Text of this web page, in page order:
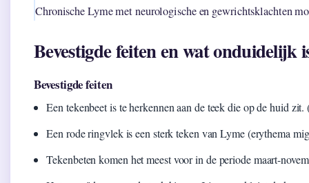
Chronische Lyme met neurologische en gewrichtsklachten
Bevestigde feiten en wat onduidelijk
Bevestigde feiten
Een tekenbeet is te herkennen aan de teek die op de huid
Een rode ringvlek is een sterk teken van Lyme (erythema
Tekenbeten komen het meest voor in de periode maart-